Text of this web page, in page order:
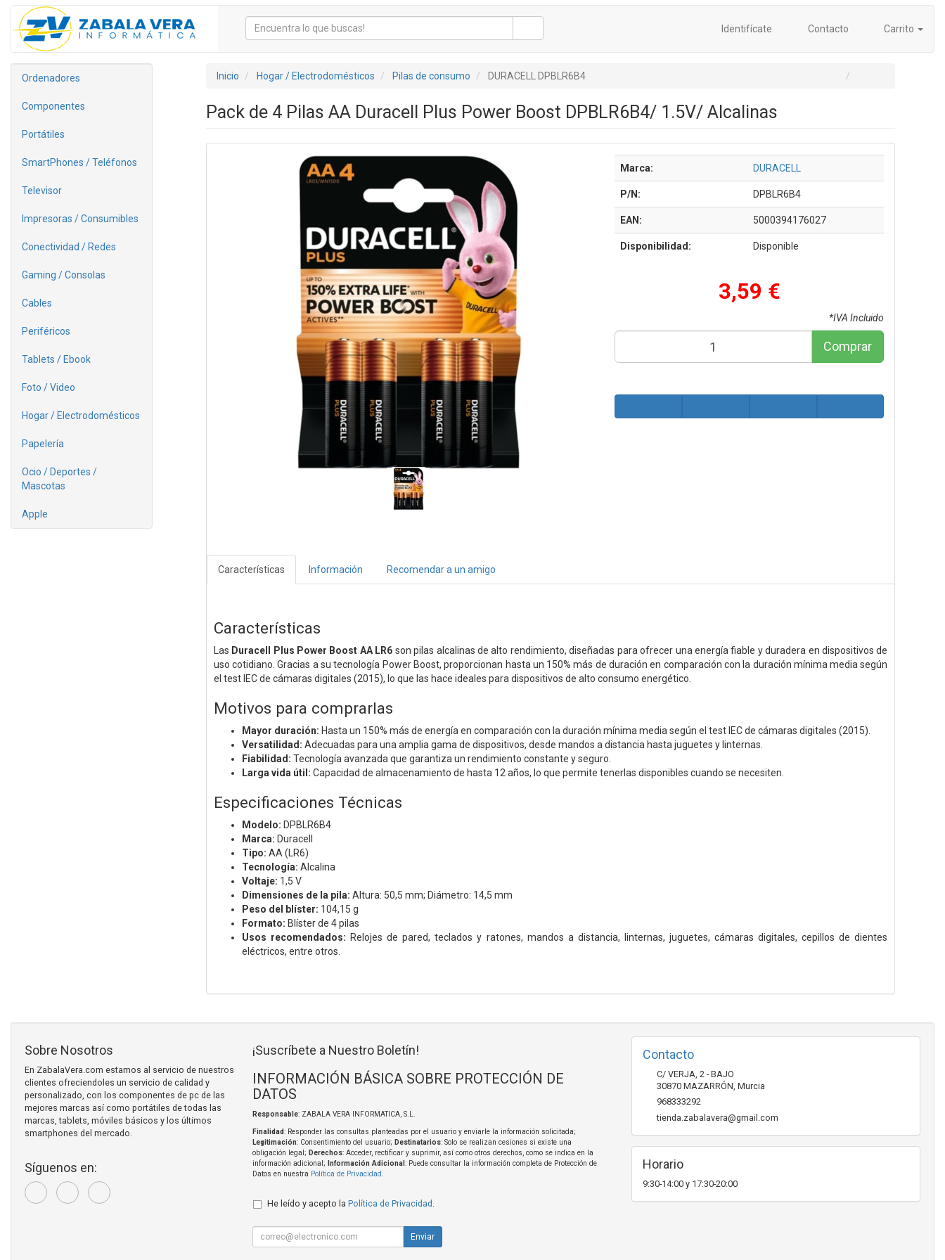
Identifícate Contacto Carrito
Ordenadores
Componentes
Portátiles
SmartPhones / Teléfonos
Televisor
Impresoras / Consumibles
Conectividad / Redes
Gaming / Consolas
Cables
Periféricos
Tablets / Ebook
Foto / Video
Hogar / Electrodomésticos
Papelería
Ocio / Deportes /
Mascotas
Apple
Inicio Hogar / Electrodomésticos Pilas de consumo DURACELL DPBLR6B4
Pack de 4 Pilas AA Duracell Plus Power Boost DPBLR6B4/ 1.5V/ Alcalinas
Marca: DURACELL
P/N: DPBLR6B4
EAN: 5000394176027
Disponibilidad: Disponible
3,59 €
*IVA Incluido
Comprar
Características Información Recomendar a un amigo
Características
Las Duracell Plus Power Boost AA LR6 son pilas alcalinas de alto rendimiento, diseñadas para ofrecer una energía fiable y duradera en dispositivos de
uso cotidiano. Gracias a su tecnología Power Boost, proporcionan hasta un 150% más de duración en comparación con la duración mínima media según
el test IEC de cámaras digitales (2015), lo que las hace ideales para dispositivos de alto consumo energético.
Motivos para comprarlas
Mayor duración: Hasta un 150% más de energía en comparación con la duración mínima media según el test IEC de cámaras digitales (2015).
Versatilidad: Adecuadas para una amplia gama de dispositivos, desde mandos a distancia hasta juguetes y linternas.
Fiabilidad: Tecnología avanzada que garantiza un rendimiento constante y seguro.
Larga vida útil: Capacidad de almacenamiento de hasta 12 años, lo que permite tenerlas disponibles cuando se necesiten.
Especificaciones Técnicas
Modelo: DPBLR6B4
Marca: Duracell
Tipo: AA (LR6)
Tecnología: Alcalina
Voltaje: 1,5 V
Dimensiones de la pila: Altura: 50,5 mm; Diámetro: 14,5 mm
Peso del blíster: 104,15 g
Formato: Blíster de 4 pilas
Usos recomendados: Relojes de pared, teclados y ratones, mandos a distancia, linternas, juguetes, cámaras digitales, cepillos de dientes
eléctricos, entre otros.
Sobre Nosotros
En ZabalaVera.com estamos al servicio de nuestros
clientes ofreciendoles un servicio de calidad y
personalizado, con los componentes de pc de las
mejores marcas así como portátiles de todas las
marcas, tablets, móviles básicos y los últimos
smartphones del mercado.
Síguenos en:
¡Suscríbete a Nuestro Boletín!
INFORMACIÓN BÁSICA SOBRE PROTECCIÓN DE
DATOS
Responsable: ZABALA VERA INFORMATICA, S.L.
Finalidad: Responder las consultas planteadas por el usuario y enviarle la información solicitada;
Legitimación: Consentimiento del usuario; Destinatarios: Solo se realizan cesiones si existe una
obligación legal; Derechos: Acceder, rectificar y suprimir, así como otros derechos, como se indica en la
información adicional;
Información Adicional : Puede consultar la información completa de Protección de
Datos en nuestra Política de Privacidad.
He leído y acepto la Política de Privacidad .
Enviar
Contacto
C/ VERJA, 2 - BAJO
30870 MAZARRÓN, Murcia
968333292
tienda.zabalavera@gmail.com
Horario
9:30-14:00 y 17:30-20:00